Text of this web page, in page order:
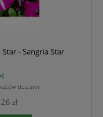
- Sangria Star
dostawy
zł